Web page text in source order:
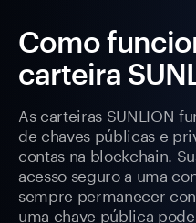
Como
carteira
As carteiras SUNLION
de chaves públicas e
contas na blockchain.
acesso seguro a uma
sempre permanecer
uma chave pública